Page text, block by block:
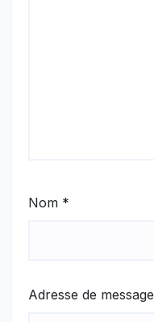
Nom *
Adresse de